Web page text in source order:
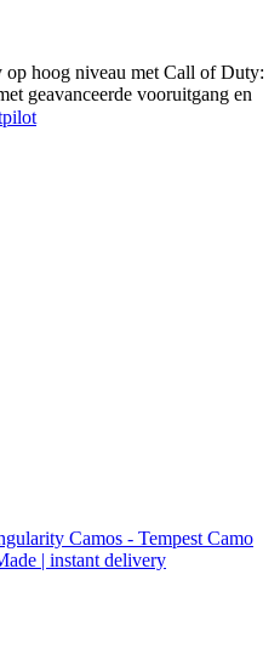
hoog niveau met Call of Duty:
geavanceerde vooruitgang en
Camos - Tempest Camo
| instant delivery